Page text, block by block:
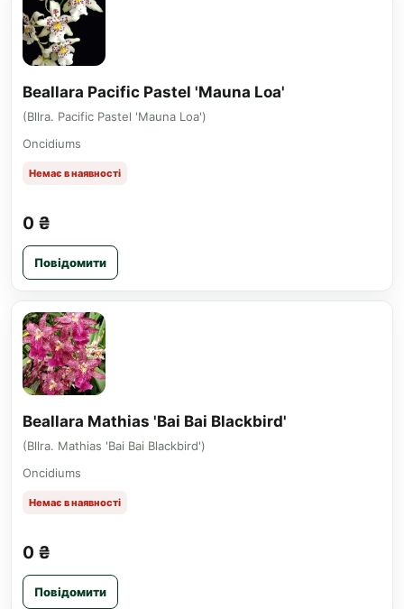
Beallara Pacific Pastel 'Mauna Loa'
(Bllra. Pacific Pastel 'Mauna Loa')
Oncidiums
Немає в наявності
0 ₴
Повідомити
Beallara Mathias 'Bai Bai Blackbird'
(Bllra. Mathias 'Bai Bai Blackbird')
Oncidiums
Немає в наявності
0 ₴
Повідомити